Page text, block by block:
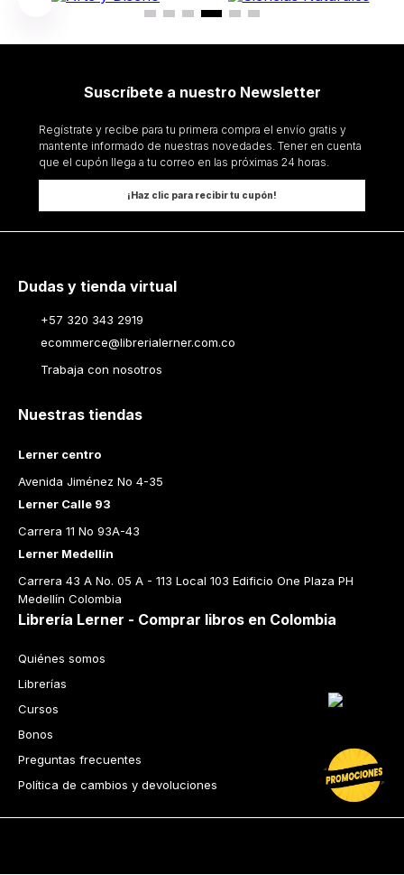
Suscríbete a nuestro Newsletter
Regístrate y recibe para tu primera compra el envío gratis y
mantente informado de nuestras novedades. Tener en cuenta
que el cupón llega a tu correo en las próximas 24 horas.
¡Haz clic para recibir tu cupón!
Dudas y tienda virtual
+57 320 343 2919
ecommerce@librerialerner.com.co
Trabaja con nosotros
Nuestras tiendas
Lerner centro
Avenida Jiménez No 4-35
Lerner Calle 93
Carrera 11 No 93A-43
Lerner Medellín
Carrera 43 A No. 05 A - 113 Local 103 Edificio One Plaza PH
Medellín Colombia
Librería Lerner - Comprar libros en Colombia
Quiénes somos
Librerías
Cursos
Bonos
Preguntas frecuentes
Política de cambios y devoluciones